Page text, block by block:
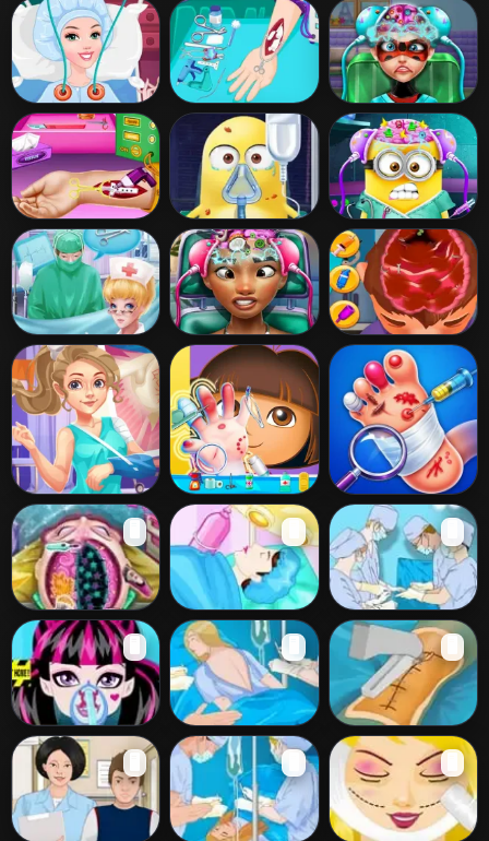
Elsa Frozen Brain
Surgery
Operate Now!
Hospital Surgeon
Rapunzel Brain
Doctor
Barbie Kidney
Transplant
Princess Anna
Arm Surgery
Dotted Girl Brain
Doctor
Baby Elsa Arm
Surgery
Minion Surgery Mini Brain Doctor
Doctor's Helper Exotic Princess
Brain Doctor
Brain Doctor
Bone Doctor
Shoulder Case
Dora Hand
Doctor
Foot Doctor
Barbie Brain
Surgery
Barbie Foot
Surgery
Arm Surgery 2
Draculaura
Surgery
Operate Now!
Scoliosis Surgery
Virtual Knee
Surgery